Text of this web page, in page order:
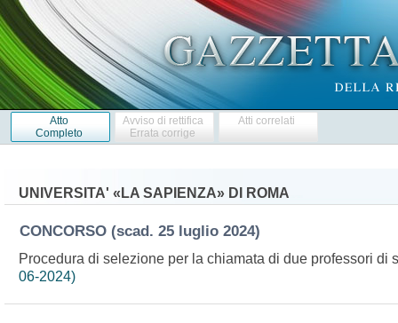
Atto
Completo
Avviso di rettifica
Errata corrige
Atti correlati
UNIVERSITA' «LA SAPIENZA» DI ROMA
CONCORSO (scad. 25 luglio 2024)
Procedura di selezione per la chiamata di due professori
06-2024)